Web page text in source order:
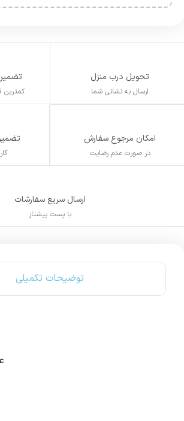
تحویل درب منزل
ارسال به نشانی شما
امکان مرجوع سفارش
در صورت عدم رضایت
ارسال سریع سفارشات
با پست پیشتاز
توضیحات تکمیلی